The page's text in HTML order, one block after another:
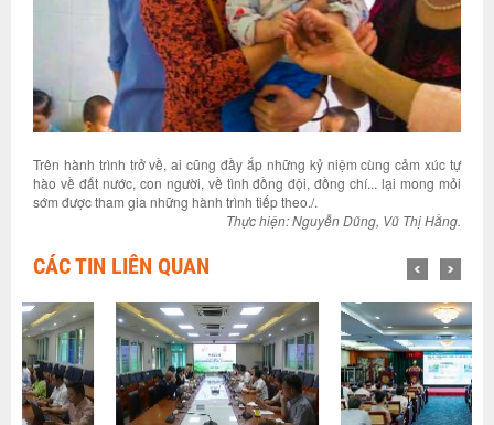
Trên hành trình trở về, ai cũng đầy ắp những kỷ niệm cùng cảm xúc tự
hào về đất nước, con người, về tình đồng đội, đồng chí... lại mong mỏi
sớm được tham gia những hành trình tiếp theo./.
Thực hiện: Nguyễn Dũng, Vũ Thị Hằng.
CÁC TIN LIÊN QUAN